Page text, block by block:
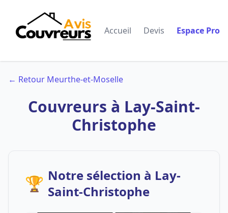
Accueil Devis Espace Pro
← Retour Meurthe-et-Moselle
Couvreurs à Lay-Saint-
Christophe
🏆 Notre sélection à Lay-
Saint-Christophe